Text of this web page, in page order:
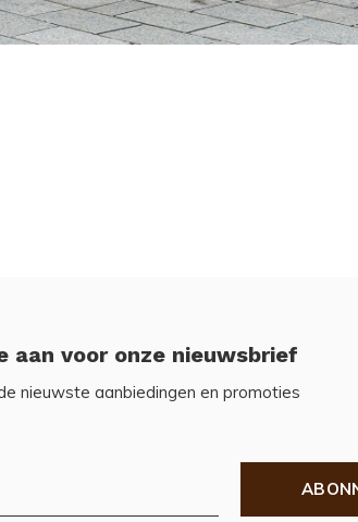
aan voor onze nieuwsbrief
nieuwste aanbiedingen en promoties